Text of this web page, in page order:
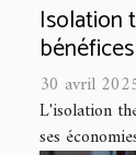
Isolation
30 avril
L'isolation
ses